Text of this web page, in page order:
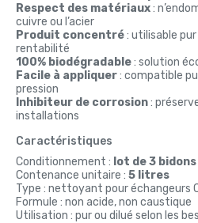
Respect des matériaux:
cuivre ou l’acier
Produit concentré: utilisable
rentabilité
100% biodégradable: solution
Facile à appliquer: compatible
pression
Inhibiteur de corrosion:
installations
Caractéristiques
Conditionnement : lot de 3 bidons
Contenance unitaire : 5 litres
Type : nettoyant pour échangeurs
Formule : non acide, non caustique
Utilisation : pur ou dilué selon les